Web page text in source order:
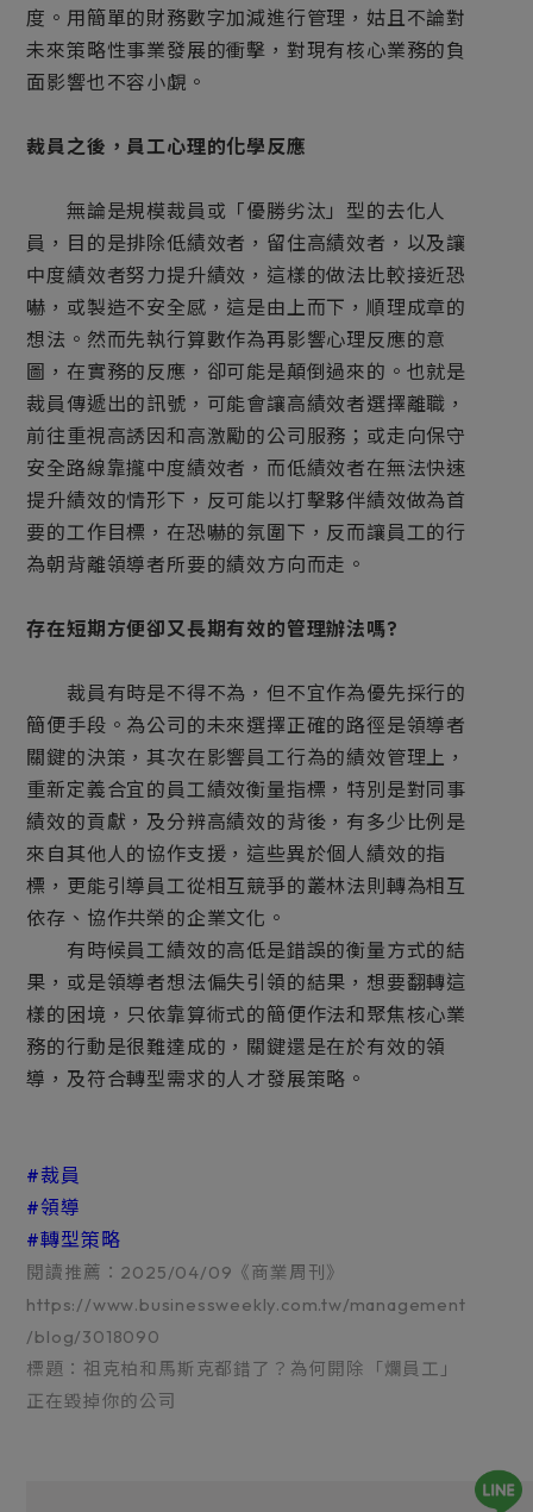
度。用簡單的財務數字加減進行管理，姑且不論對
未來策略性事業發展的衝擊，對現有核心業務的負
面影響也不容小覷。
裁員之後，員工心理的化學反應
無論是規模裁員或「優勝劣汰」型的去化人
員，目的是排除低績效者，留住高績效者，以及讓
中度績效者努力提升績效，這樣的做法比較接近恐
嚇，或製造不安全感，這是由上而下，順理成章的
想法。然而先執行算數作為再影響心理反應的意
圖，在實務的反應，卻可能是顛倒過來的。也就是
裁員傳遞出的訊號，可能會讓高績效者選擇離職，
前往重視高誘因和高激勵的公司服務；或走向保守
安全路線靠攏中度績效者，而低績效者在無法快速
提升績效的情形下，反可能以打擊夥伴績效做為首
要的工作目標，在恐嚇的氛圍下，反而讓員工的行
為朝背離領導者所要的績效方向而走。
存在短期方便卻又長期有效的管理辦法嗎?
裁員有時是不得不為，但不宜作為優先採行的
簡便手段。為公司的未來選擇正確的路徑是領導者
關鍵的決策，其次在影響員工行為的績效管理上，
重新定義合宜的員工績效衡量指標，特別是對同事
績效的貢獻，及分辨高績效的背後，有多少比例是
來自其他人的協作支援，這些異於個人績效的指
標，更能引導員工從相互競爭的叢林法則轉為相互
依存、協作共榮的企業文化。
有時候員工績效的高低是錯誤的衡量方式的結
果，或是領導者想法偏失引領的結果，想要翻轉這
樣的困境，只依靠算術式的簡便作法和聚焦核心業
務的行動是很難達成的，關鍵還是在於有效的領
導，及符合轉型需求的人才發展策略。
#裁員
#領導
#轉型策略
閱讀推薦： 2025/04/09《商業周刊》
https://www.businessweekly.com.tw/management
/blog/3018090
標題：祖克柏和馬斯克都錯了？為何開除「爛員工」
正在毀掉你的公司